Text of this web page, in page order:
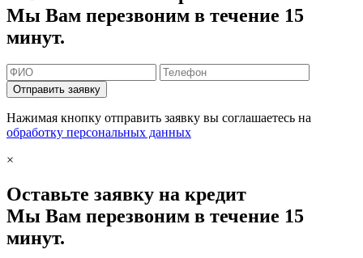
Мы Вам перезвоним в течение 15
минут.
Отправить заявку
Нажимая кнопку отправить заявку вы соглашаетесь на
обработку персональных данных
×
Оставьте заявку на кредит
Мы Вам перезвоним в течение 15
минут.